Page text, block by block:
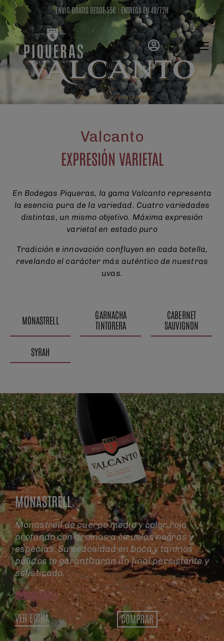
ENVÍO GRATIS DESDE 55€ | ENTREGA EN 48/72H
0
Valcanto
EXPRESIÓN VARIETAL
En Bodegas Piqueras, la gama Valcanto representa
la esencia pura de la variedad. Cuatro variedades
distintas, un mismo objetivo. Máxima expresión
varietal en estado puro
Tradición e innovación confluyen en cada botella,
revelando el carácter más auténtico de nuestras
uvas.
MONASTRELL
GARNACHA
TINTORERA
CABERNET
SAUVIGNON
SYRAH
MONASTRELL
Monastrell de cuerpo medio y color rojo
profundo con aromas a ciruelas negras y
especias. Su sedosidad en boca y taninos
pulidos te garantizarán un final persistente y
sofisticado.
MONASTRELL
VER FICHA
COMPRAR